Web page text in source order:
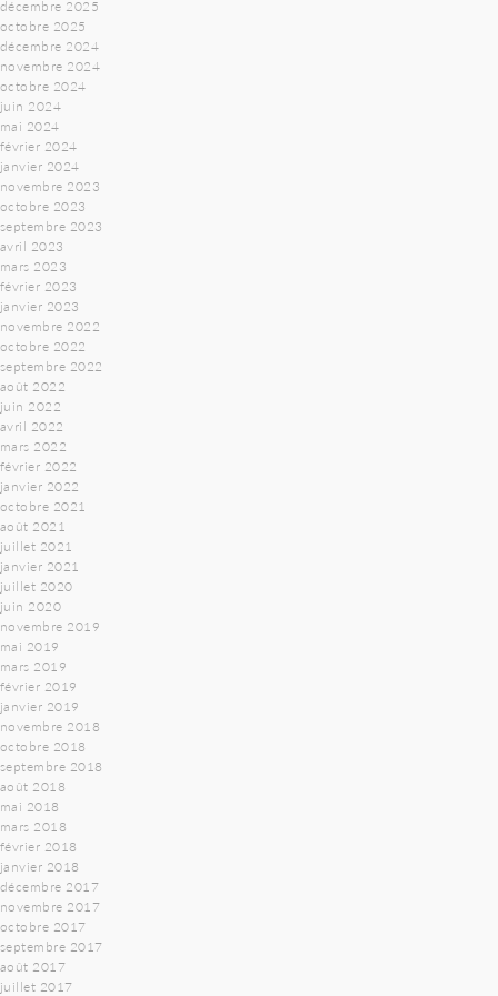
décembre 2025
octobre 2025
décembre 2024
novembre 2024
octobre 2024
juin 2024
mai 2024
février 2024
janvier 2024
novembre 2023
octobre 2023
septembre 2023
avril 2023
mars 2023
février 2023
janvier 2023
novembre 2022
octobre 2022
septembre 2022
août 2022
juin 2022
avril 2022
mars 2022
février 2022
janvier 2022
octobre 2021
août 2021
juillet 2021
janvier 2021
juillet 2020
juin 2020
novembre 2019
mai 2019
mars 2019
février 2019
janvier 2019
novembre 2018
octobre 2018
septembre 2018
août 2018
mai 2018
mars 2018
février 2018
janvier 2018
décembre 2017
novembre 2017
octobre 2017
septembre 2017
août 2017
juillet 2017